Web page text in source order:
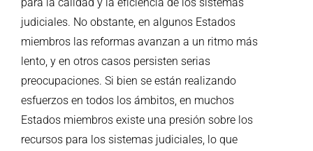
judiciales. No obstante, en algunos Estados
miembros las reformas avanzan a un ritmo más
lento, y en otros casos persisten serias
preocupaciones. Si bien se están realizando
esfuerzos en todos los ámbitos, en muchos
Estados miembros existe una presión sobre los
recursos para los sistemas judiciales, lo que